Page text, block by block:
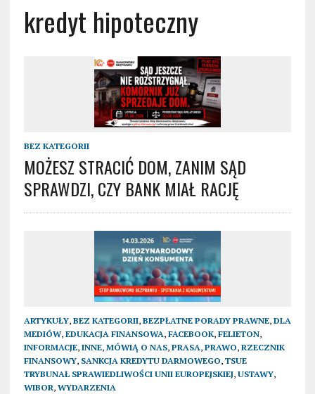
kredyt hipoteczny
BEZ KATEGORII
MOŻESZ STRACIĆ DOM, ZANIM SĄD
SPRAWDZI, CZY BANK MIAŁ RACJĘ
ARTYKUŁY, BEZ KATEGORII, BEZPŁATNE PORADY PRAWNE, DLA
MEDIÓW, EDUKACJA FINANSOWA, FACEBOOK, FELIETON,
INFORMACJE, INNE, MÓWIĄ O NAS, PRASA, PRAWO, RZECZNIK
FINANSOWY, SANKCJA KREDYTU DARMOWEGO, TSUE
TRYBUNAŁ SPRAWIEDLIWOŚCI UNII EUROPEJSKIEJ, USTAWY,
WIBOR, WYDARZENIA